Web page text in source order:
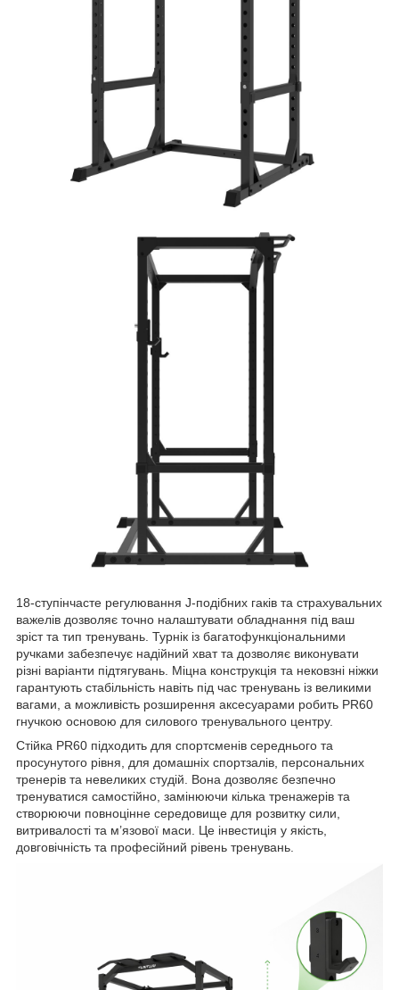
18-ступінчасте регулювання J-подібних гаків та страхувальних
важелів дозволяє точно налаштувати обладнання під ваш
зріст та тип тренувань. Турнік із багатофункціональними
ручками забезпечує надійний хват та дозволяє виконувати
різні варіанти підтягувань. Міцна конструкція та нековзні ніжки
гарантують стабільність навіть під час тренувань із великими
вагами, а можливість розширення аксесуарами робить PR60
гнучкою основою для силового тренувального центру.
Стійка PR60 підходить для спортсменів середнього та
просунутого рівня, для домашніх спортзалів, персональних
тренерів та невеликих студій. Вона дозволяє безпечно
тренуватися самостійно, замінюючи кілька тренажерів та
створюючи повноцінне середовище для розвитку сили,
витривалості та м’язової маси. Це інвестиція у якість,
довговічність та професійний рівень тренувань.